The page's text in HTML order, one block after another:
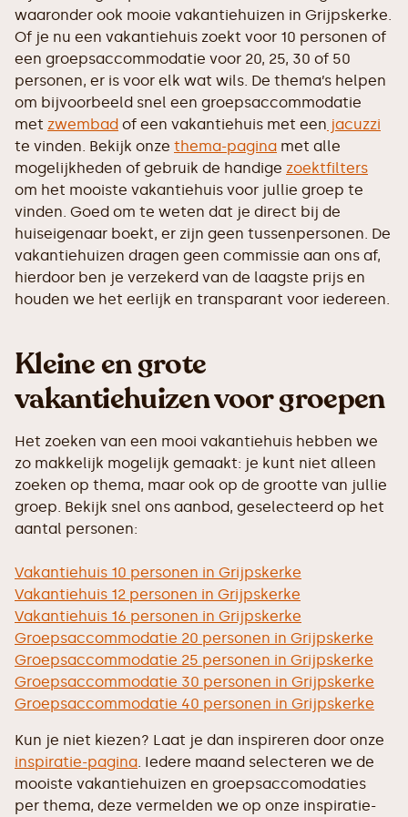
waaronder ook mooie vakantiehuizen in Grijpskerke.
Of je nu een vakantiehuis zoekt voor 10 personen of
een groepsaccommodatie voor 20, 25, 30 of 50
personen, er is voor elk wat wils. De thema’s helpen
om bijvoorbeeld snel een groepsaccommodatie
met zwembad of een vakantiehuis met een jacuzzi
te vinden. Bekijk onze thema-pagina met alle
mogelijkheden of gebruik de handige zoektfilters
om het mooiste vakantiehuis voor jullie groep te
vinden. Goed om te weten dat je direct bij de
huiseigenaar boekt, er zijn geen tussenpersonen. De
vakantiehuizen dragen geen commissie aan ons af,
hierdoor ben je verzekerd van de laagste prijs en
houden we het eerlijk en transparant voor iedereen.
Kleine en grote
vakantiehuizen voor groepen
Het zoeken van een mooi vakantiehuis hebben we
zo makkelijk mogelijk gemaakt: je kunt niet alleen
zoeken op thema, maar ook op de grootte van jullie
groep. Bekijk snel ons aanbod, geselecteerd op het
aantal personen:
Vakantiehuis 10 personen in Grijpskerke
Vakantiehuis 12 personen in Grijpskerke
Vakantiehuis 16 personen in Grijpskerke
Groepsaccommodatie 20 personen in Grijpskerke
Groepsaccommodatie 25 personen in Grijpskerke
Groepsaccommodatie 30 personen in Grijpskerke
Groepsaccommodatie 40 personen in Grijpskerke
Kun je niet kiezen? Laat je dan inspireren door onze
inspiratie-pagina. Iedere maand selecteren we de
mooiste vakantiehuizen en groepsaccomodaties
per thema, deze vermelden we op onze inspiratie-